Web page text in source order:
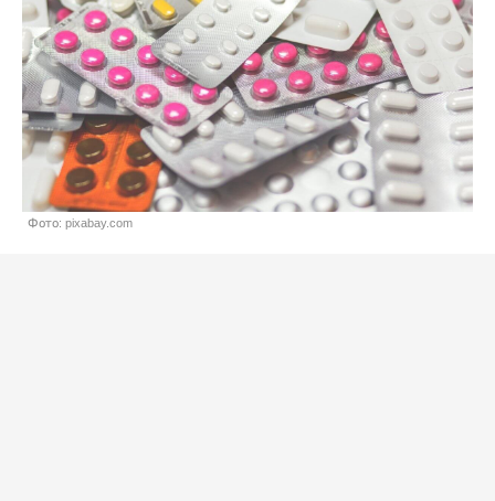
Фото: pixabay.com